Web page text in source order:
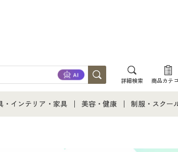
詳細検索 商品カテ
カタロ
・インテリア・家具 美容・健康 制服・スクー